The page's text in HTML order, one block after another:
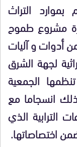
التراث
مشروع طموح
أدوات و آليات
لجهة الشرق
الجمعية
ذلك انسجاما مع
الترابية الذي
اختصاصاتها.